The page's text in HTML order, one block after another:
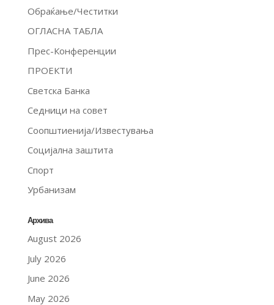
Обраќање/Честитки
ОГЛАСНА ТАБЛА
Прес-Конференции
ПРОЕКТИ
Светска Банка
Седници на совет
Соопштиенија/Известувања
Социјална заштита
Спорт
Урбанизам
Архива
August 2026
July 2026
June 2026
May 2026